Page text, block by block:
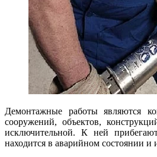
Демонтажные работы являются
сооружений, объектов,
исключительной. К ней
находится в аварийном состоянии и